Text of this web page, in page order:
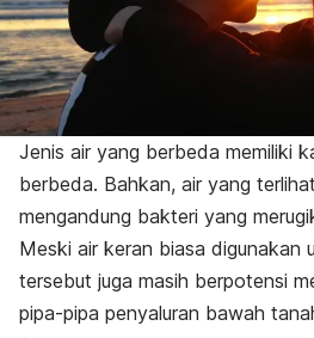
Jenis air yang berbeda memiliki
berbeda. Bahkan, air yang
mengandung bakteri yang
Meski air keran biasa digunakan
tersebut juga masih berpotensi
pipa-pipa penyaluran bawah